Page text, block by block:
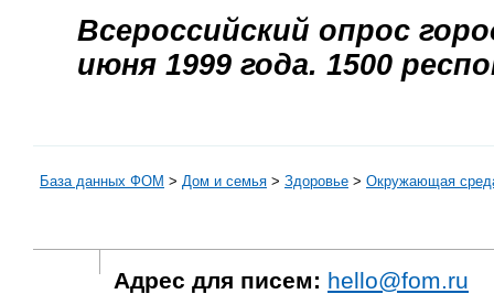
Всероссийский опрос
июня 1999 года. 1500
База данных ФОМ > Дом и семья > Здоровье > Окружающая
Адрес для писем: hello@fom.ru